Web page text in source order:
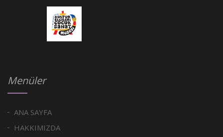
Menüler
ANA SAYFA
HAKKIMIZDA